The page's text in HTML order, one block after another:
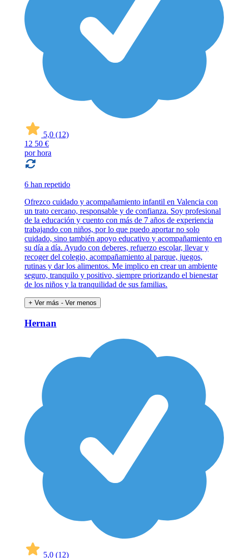
5,0 (12)
12 50 €
por hora
6 han repetido
Ofrezco cuidado y acompañamiento infantil en Valencia con
un trato cercano, responsable y de confianza. Soy profesional
de la educación y cuento con más de 7 años de experiencia
trabajando con niños, por lo que puedo aportar no solo
cuidado, sino también apoyo educativo y acompañamiento en
su día a día. Ayudo con deberes, refuerzo escolar, llevar y
recoger del colegio, acompañamiento al parque, juegos,
rutinas y dar los alimentos. Me implico en crear un ambiente
seguro, tranquilo y positivo, siempre priorizando el bienestar
de los niños y la tranquilidad de sus familias.
+ Ver más - Ver menos
Hernan
5,0 (12)